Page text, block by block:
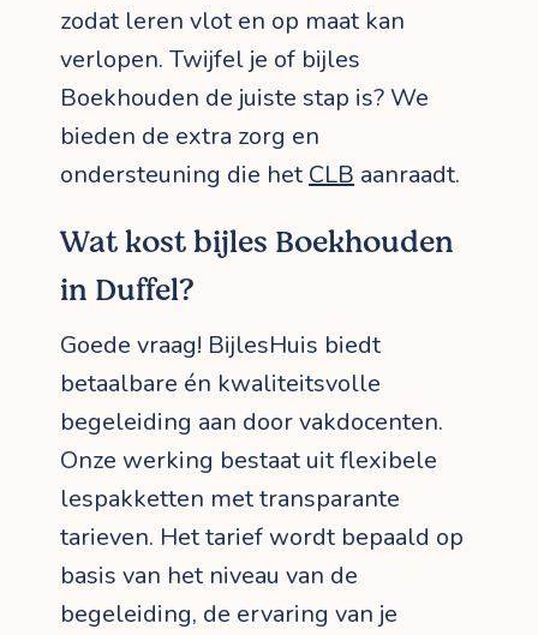
zodat leren vlot en op maat kan
verlopen. Twijfel je of bijles
Boekhouden de juiste stap is? We
bieden de extra zorg en
ondersteuning die het CLB aanraadt.
Wat kost bijles Boekhouden
in Duffel?
Goede vraag! BijlesHuis biedt
betaalbare én kwaliteitsvolle
begeleiding aan door vakdocenten.
Onze werking bestaat uit flexibele
lespakketten met transparante
tarieven. Het tarief wordt bepaald op
basis van het niveau van de
begeleiding, de ervaring van je